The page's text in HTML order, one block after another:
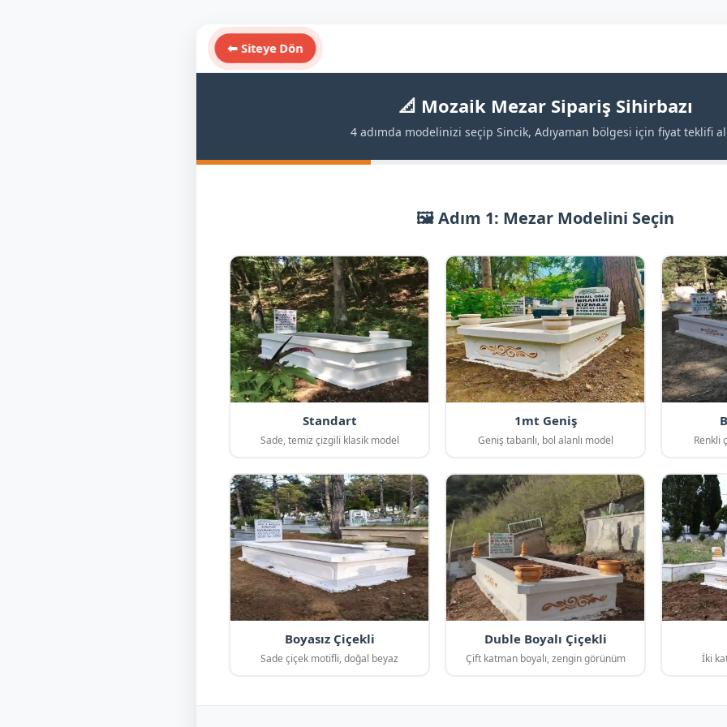
⬅ Siteye Dön
📐 Mozaik Mezar Sipariş Sihirbazı
4 adımda modelinizi seçip Sincik, Adıyaman bölgesi için fiyat teklifi
🖼️ Adım 1: Mezar Modelini Seçin
Standart
Sade, temiz çizgili klasik model
1mt Geniş
Geniş tabanlı, bol alanlı model Renkli
Boyasız Çiçekli
Sade çiçek motifli, doğal beyaz
Duble Boyalı Çiçekli
Çift katman boyalı, zengin görünüm İki